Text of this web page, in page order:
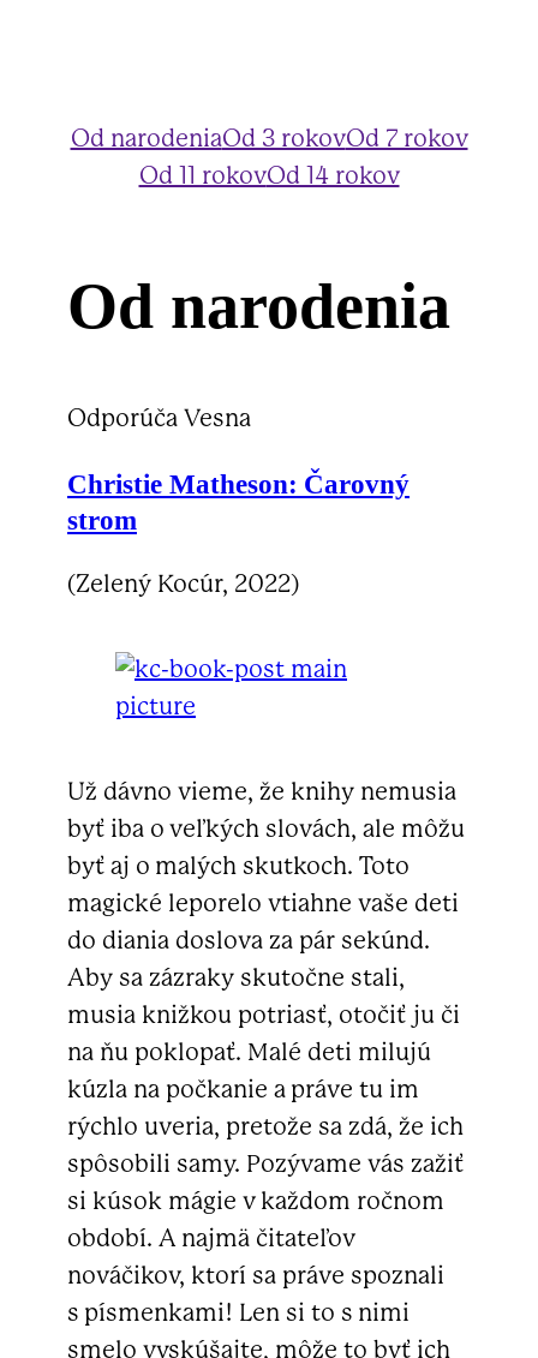
Od narodeniaOd 3 rokovOd 7 rokov
Od 11 rokovOd 14 rokov
Od narodenia
Odporúča Vesna
Christie Matheson: Čarovný
strom
(Zelený Kocúr, 2022)
Už dávno vieme, že knihy nemusia
byť iba o veľkých slovách, ale môžu
byť aj o malých skutkoch. Toto
magické leporelo vtiahne vaše deti
do diania doslova za pár sekúnd.
Aby sa zázraky skutočne stali,
musia knižkou potriasť, otočiť ju či
na ňu poklopať. Malé deti milujú
kúzla na počkanie a práve tu im
rýchlo uveria, pretože sa zdá, že ich
spôsobili samy. Pozývame vás zažiť
si kúsok mágie v každom ročnom
období. A najmä čitateľov
nováčikov, ktorí sa práve spoznali
s písmenkami! Len si to s nimi
smelo vyskúšajte, môže to byť ich